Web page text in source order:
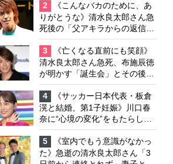
ていたが…周囲が懸念していた
「不安定なところ」
2
《こんなバカのために、あ
りがとうな》清水良太郎さん急
死後の「父アキラからの返信」
布施辰徳が涙で明かす「順番が
違う」
3
《亡くなる直前にも笑顔》
清水良太郎さん急死、布施辰徳
が明かす「誕生会」とその後の
メッセージ
4
《サッカー日本代表・板倉
滉と結婚、第1子妊娠》川口春
奈に“心境の変化”をもたらした
主演映画『ママせか』 身を削
って「がんに蝕まれる母」を演
じた壮絶な撮影現場
5
《室内でもう意識がなかっ
た》急逝の清水良太郎さん「3